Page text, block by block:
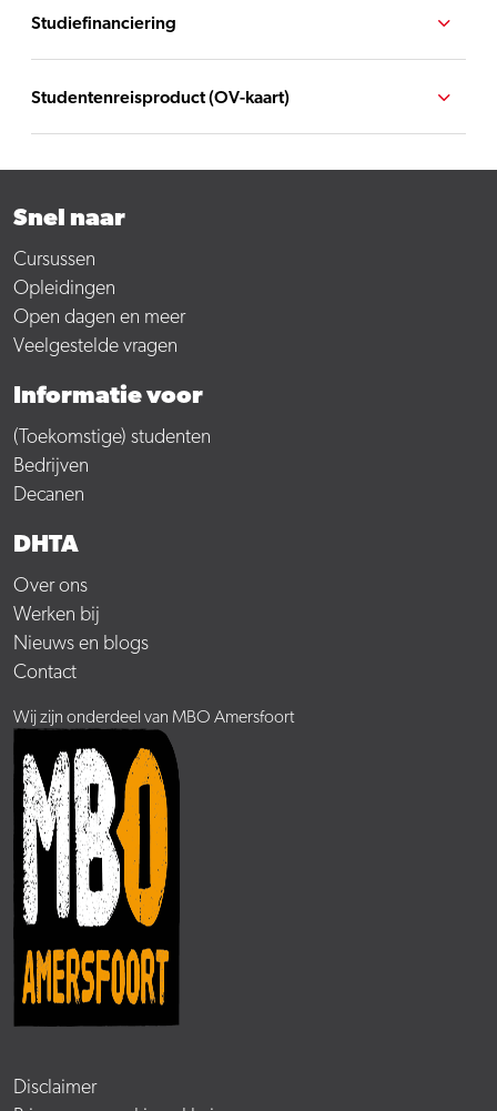
Studiefinanciering
Studentenreisproduct (OV-kaart)
Snel naar
Cursussen
Opleidingen
Open dagen en meer
Veelgestelde vragen
Informatie voor
(Toekomstige) studenten
Bedrijven
Decanen
DHTA
Over ons
Werken bij
Nieuws en blogs
Contact
Wij zijn onderdeel van MBO Amersfoort
Disclaimer